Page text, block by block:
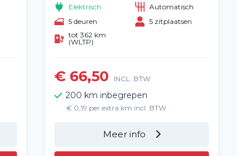
Elektrisch
Automatisch
5 deuren
5 zitplaatsen
tot 362 km
(WLTP)
€ 66,50 INCL. BTW
200 km inbegrepen
€ 0,19 per extra km incl. BTW
Meer info